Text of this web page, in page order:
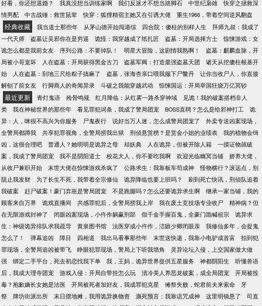
好看，你还想退婚？
我真没想当训练家啊 我们反派才不想当踏脚石 中世纪枭雄
快穿之拯救深
情男配
中古战锤：救世鼠辈 快穿：狐狸精宿主她又在引诱大佬 重生1966，带着空间逆风翻盘
经典收藏 我当道士那些年 从茅山德开始闯港综 四合院：傻柱的别样人生
拜师九叔：我成了
一代天师
盗墓让吴邪你在是穷逼 诡怪：我穿越成了纸扎匠 盗墓：开局选择方士
惊悚游戏：女
诡怎么都是我前女友
序列公路：不要掉队！ 明星大冒险，这剧情我熟啊！
盗墓：麒麟血脉，开
局被小哥宠坏
人在盗墓：开局获得黑金古刀 盗墓军阀：打造最强盗墓天团
诸天从挖傻柱根基开
始
人在盗墓：刮地三尺给粽子搞麻了 盗墓，张海杏亲口喂我服下尸鳖丹
让你当收尸人，你直接
解刨了前女友
行脚商人的奇闻异录 斗破之我能穿越武动 惊悚国运：开局举国狂烧万亿冥钞
最近更新 青灯鬼语 殓骨鸣规 红月降临：从红雾一路杀穿神域
见诡！我的破案搭档非人
类
我在神秘世界的那些年 看见罪犯词条，我成了警局团宠 BOSS直聘？怎么是给邪神打工
诡
异：人，咪很不高兴为你服务
尸鬼夜行 说好当万人迷，怎么成警局团宠了
外卖专送凶案现场，
全警局都蹲我
共享犯罪视角，全警局捞我出狱 刑侦悬赏榜？是赏金小姐的业绩表
我的植物会缉
凶，这很合理吧
普通人？她明明是诡异之母 却妖典 人在诡异，但被开除人籍
一摸证物就破
案，我成了警局团宠
我不是阴阳道士 校花大人，你不要吃我啊 欢迎光临幽冥当铺
娇养大佬，
从收尸兼职开始
末世大佬在惊悚游戏杀疯了 公路求生：我靠板车苟成神
怪物横行？滚远点，别
阻止我发财
为了长生不死，我带着全宗修仙 诡异降临也要上班吗？
刷到死亡快讯，刑侦队追着
我破案
赶尸破案！豪门弃崽是警局团宠 不是跑腿吗？怎么还要诡异求生啊
继承一家当铺，我的
顾客来自万界
诡戏直播间 共感罪犯后，全警局捞我上岸 我在废土竞技场专业收尸
精神病？但
在无限游戏封神了
闭眼凶案现场，小仵作躺赢刑部 假千金手握百鬼，全豪门跪喊祖宗
诡异求
生：神级诡异排队求我疏导
黄泉图书馆 法医穿成小仵作，洁癖少卿闭眼亲
我修仙多年，会捉鬼
怎么了！
弹幕追凶 障目 四相道 我出马看事那些年 末世送快递，我靠小电驴成首富
拍到犯
罪现场，全警局追凶被带飞
睁眼犯罪现场，警局上下听我墙角
灵异论坛入侵，上交国家做大做
强
绑定二手平台，死去初恋找我下单 我，王妈，诡异世界提供五星服务 神都阴阳生
听懂兽语
后，我成大理寺团宠
游戏入侵：开局自带挂怎么玩 清冷美人养恶龙破案，成全局团宠
开局被投
毒？抱歉嫡长女她是法医
开局被死者加好友，我成罪犯克星 傩祭失败，蛇君前夫来索命
牙
祭
牌坊街派出所 末日摆地摊，我用诡异换物资 濒死预言：我靠诅咒成神 这里明镜悬了
司直